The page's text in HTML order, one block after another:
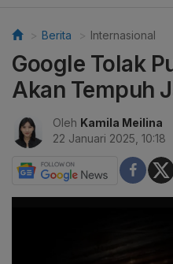
Berita Internasional
Google Tolak
Akan Tempuh
Oleh Kamila Meilina
22 Januari 2025, 10:18